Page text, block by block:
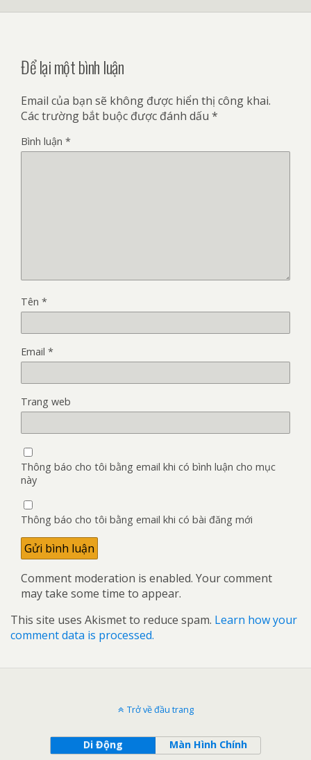
Để lại một bình luận
Email của bạn sẽ không được hiển thị công khai.
Các trường bắt buộc được đánh dấu *
Bình luận *
Tên *
Email *
Trang web
Thông báo cho tôi bằng email khi có bình luận cho mục
này
Thông báo cho tôi bằng email khi có bài đăng mới
Comment moderation is enabled. Your comment
may take some time to appear.
This site uses Akismet to reduce spam. Learn how your
comment data is processed.
Trở về đầu trang
Di Động Màn Hình Chính